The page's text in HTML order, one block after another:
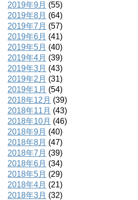
2019年9月 (55)
2019年8月 (64)
2019年7月 (57)
2019年6月 (41)
2019年5月 (40)
2019年4月 (39)
2019年3月 (43)
2019年2月 (31)
2019年1月 (54)
2018年12月 (39)
2018年11月 (43)
2018年10月 (46)
2018年9月 (40)
2018年8月 (47)
2018年7月 (39)
2018年6月 (34)
2018年5月 (29)
2018年4月 (21)
2018年3月 (32)